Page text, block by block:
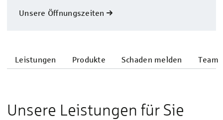
Unsere Öffnungszeiten
Leistungen Produkte Schaden melden Team
Unsere Leistungen für Sie